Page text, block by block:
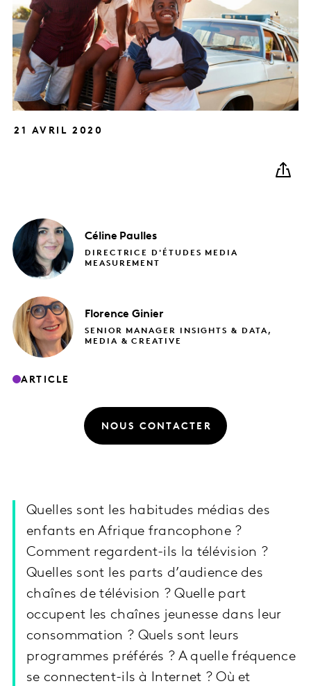
21 AVRIL 2020
Céline Paulles
DIRECTRICE D'ÉTUDES MEDIA
MEASUREMENT
Florence Ginier
SENIOR MANAGER INSIGHTS & DATA,
MEDIA & CREATIVE
ARTICLE
NOUS CONTACTER
Quelles sont les habitudes médias des
enfants en Afrique francophone ?
Comment regardent-ils la télévision ?
Quelles sont les parts d’audience des
chaînes de télévision ? Quelle part
occupent les chaînes jeunesse dans leur
consommation ? Quels sont leurs
programmes préférés ? A quelle fréquence
se connectent-ils à Internet ? Où et